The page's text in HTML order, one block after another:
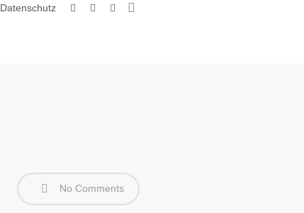
Datenschutz facebookyoutubeinstagram
No Comments